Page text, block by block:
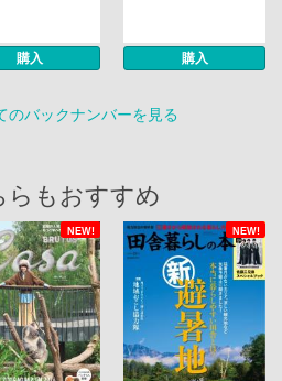
購入 購入
のバックナンバーを見る
らもおすすめ
NEW! NEW!